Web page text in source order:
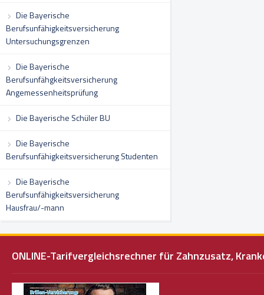
Die Bayerische
Berufsunfähigkeitsversicherung
Untersuchungsgrenzen
Die Bayerische
Berufsunfähgkeitsversicherung
Angemessenheitsprüfung
Die Bayerische Schüler BU
Die Bayerische
Berufsunfähigkeitsversicherung Studenten
Die Bayerische
Berufsunfähigkeitsversicherung
Hausfrau/-mann
ONLINE-Tarifvergleichsrechner für Zahnzusatz,